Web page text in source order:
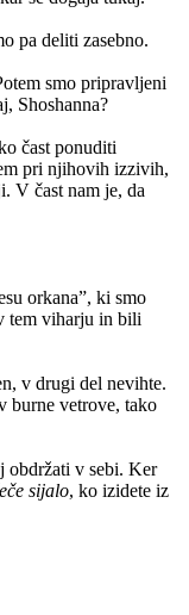
pa deliti zasebno.
smo pripravljeni
Shoshanna?
čast ponuditi
pri njihovih izzivih,
V čast nam je, da
orkana”, ki smo
tem viharju in bili
v drugi del nevihte.
burne vetrove, tako
obdržati v sebi. Ker
sijalo, ko izidete iz